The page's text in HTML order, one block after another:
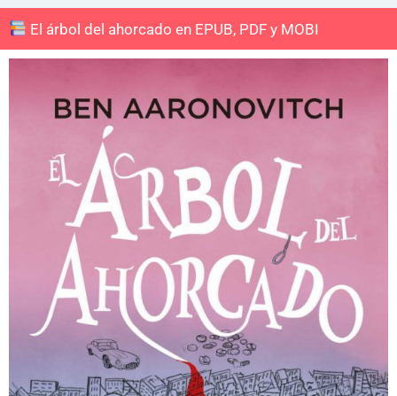
El árbol del ahorcado en EPUB, PDF y MOBI